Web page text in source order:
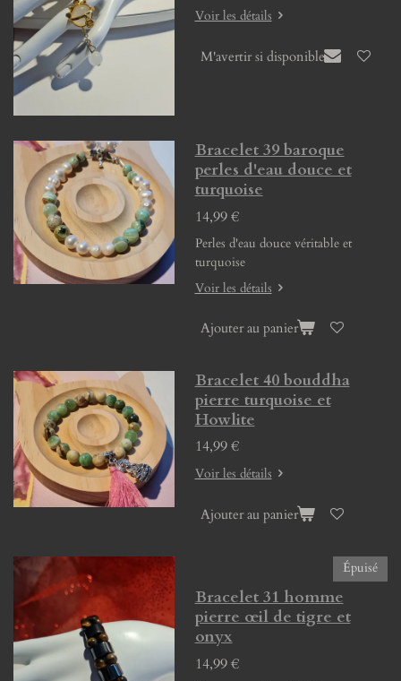
Voir les détails
M'avertir si disponible
Bracelet 39 baroque
perles d'eau douce et
turquoise
14,99 €
Perles d'eau douce véritable et
turquoise
Voir les détails
Ajouter au panier
Bracelet 40 bouddha
pierre turquoise et
Howlite
14,99 €
Voir les détails
Ajouter au panier
Épuisé
Bracelet 31 homme
pierre œil de tigre et
onyx
14,99 €